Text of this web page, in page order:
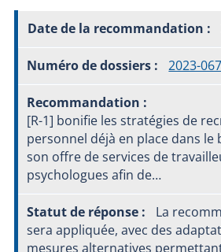
2023-
[R-1] bonifie les stratégies de
personnel déjà en place dans le
son offre de services de
psychologues afin de…
La
sera appliquée, avec des
mesures alternatives